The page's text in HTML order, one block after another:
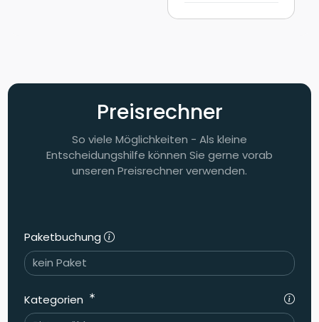
Preisrechner
So viele Möglichkeiten - Als kleine
Entscheidungshilfe können Sie gerne vorab
unseren Preisrechner verwenden.
Paketbuchung
Kategorien